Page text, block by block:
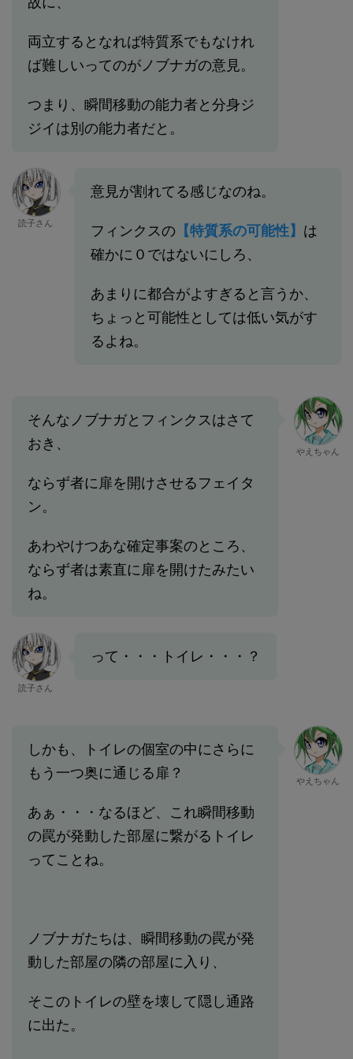
両立するとなれば特質系でもなけれ
ば難しいってのがノブナガの意見。
つまり、瞬間移動の能力者と分身ジ
ジイは別の能力者だと。
読子さん
意見が割れてる感じなのね。
フィンクスの 【特質系の可能性】 は
確かに０ではないにしろ、
あまりに都合がよすぎると言うか、
ちょっと可能性としては低い気がす
るよね。
そんなノブナガとフィンクスはさて
おき、
ならず者に扉を開けさせるフェイタ
ン。
あわやけつあな確定事案のところ、
ならず者は素直に扉を開けたみたい
ね。
やえちゃん
読子さん
って・・・トイレ・・・？
しかも、トイレの個室の中にさらに
もう一つ奥に通じる扉？
あぁ・・・なるほど、これ瞬間移動
の罠が発動した部屋に繋がるトイレ
ってことね。
ノブナガたちは、瞬間移動の罠が発
動した部屋の隣の部屋に入り、
そこのトイレの壁を壊して隠し通路
に出た。
やえちゃん